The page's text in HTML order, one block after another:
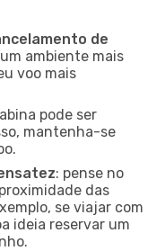
de
ambiente mais
voo mais
pode ser
mantenha-se
: pense no
das
se viajar com
ideia reservar um